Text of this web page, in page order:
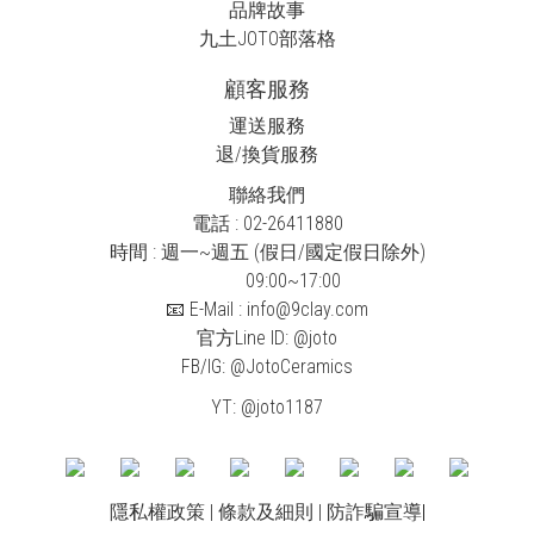
品牌故事
九土JOTO部落格
顧客服務
運送服務
退/換貨服務
聯絡我們
電話 : 02-26411880
時間 : 週一~週五 (假日/國定假日除外)
09:00~17:00
📧 E-Mail : info@9clay.com
官方Line ID: @joto
FB/IG: @JotoCeramics
YT: @joto1187
隱私權政策| 條款及細則 | 防詐騙宣導|